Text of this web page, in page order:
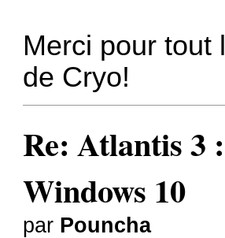
Merci pour tout
de Cryo!
Re: Atlantis 3
Windows 10
par Pouncha